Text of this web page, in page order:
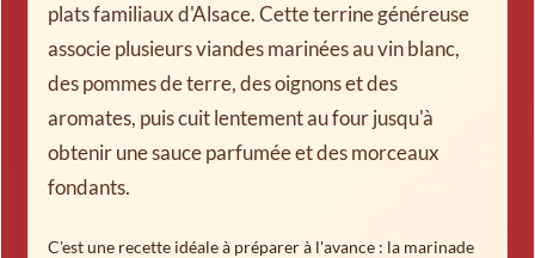
plats familiaux d'Alsace. Cette terrine généreuse
associe plusieurs viandes marinées au vin blanc,
des pommes de terre, des oignons et des
aromates, puis cuit lentement au four jusqu'à
obtenir une sauce parfumée et des morceaux
fondants.
C'est une recette idéale à préparer à l'avance : la marinade